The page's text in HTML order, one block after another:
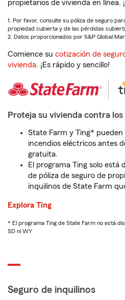
propietarios de vivienda en línea.
1. Por favor, consulte su póliza de seguro
propiedad cubierta y de las pérdidas
2. Datos proporcionados por S&P Global
Comience su cotización de
vivienda. ¡Es rápido y sencillo!
Proteja su vivienda contra
State Farm y Ting*
incendios eléctricos antes
gratuita.
El programa Ting solo está
de póliza de seguro de
inquilinos de State Farm
Explora Ting
* El programa Ting de State Farm no está
SD ni WY
Seguro de inquilinos